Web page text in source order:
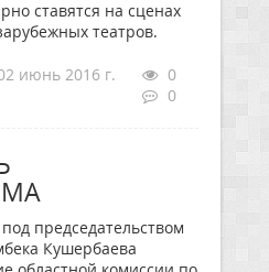
ставятся на сценах
театров.
июнь 2016 г.
0
0
председательством
Кушербаева